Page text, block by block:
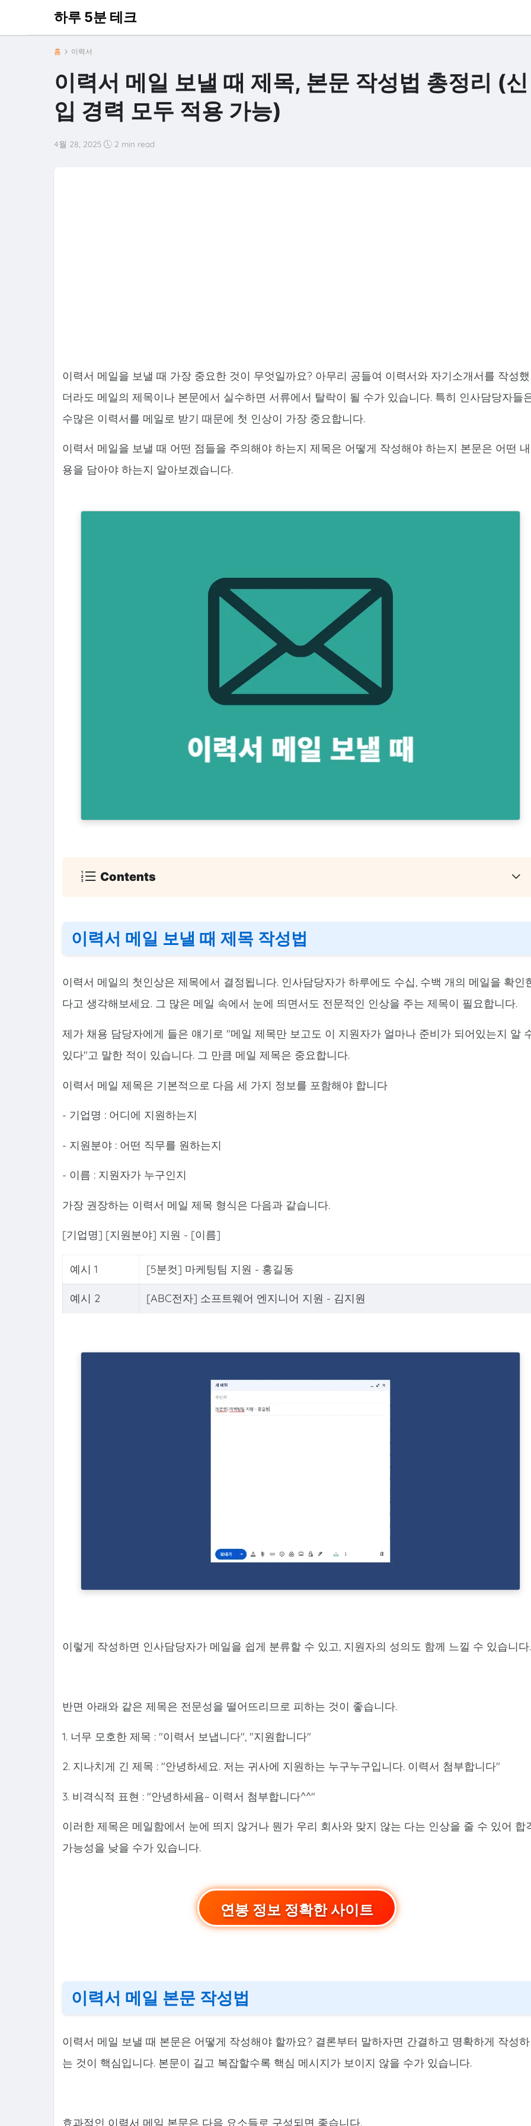
하루 5분 테크
홈 이력서
이력서 메일 보낼 때 제목, 본문 작성법 총정리 (신
입 경력 모두 적용 가능)
4월 28, 2025 2 min read
이력서 메일을 보낼 때 가장 중요한 것이 무엇일까요? 아무리 공들여 이력서와 자기소개서를 작성했
더라도 메일의 제목이나 본문에서 실수하면 서류에서 탈락이 될 수가 있습니다. 특히 인사담당자들
수많은 이력서를 메일로 받기 때문에 첫 인상이 가장 중요합니다.
이력서 메일을 보낼 때 어떤 점들을 주의해야 하는지 제목은 어떻게 작성해야 하는지 본문은 어떤 내
용을 담아야 하는지 알아보겠습니다.
Contents
이력서 메일 보낼 때 제목 작성법
이력서 메일의 첫인상은 제목에서 결정됩니다. 인사담당자가 하루에도 수십, 수백 개의 메일을 확인
다고 생각해보세요. 그 많은 메일 속에서 눈에 띄면서도 전문적인 인상을 주는 제목이 필요합니다.
제가 채용 담당자에게 들은 얘기로 "메일 제목만 보고도 이 지원자가 얼마나 준비가 되어있는지 알
있다"고 말한 적이 있습니다. 그 만큼 메일 제목은 중요합니다.
이력서 메일 제목은 기본적으로 다음 세 가지 정보를 포함해야 합니다
- 기업명 : 어디에 지원하는지
- 지원분야 : 어떤 직무를 원하는지
- 이름 : 지원자가 누구인지
가장 권장하는 이력서 메일 제목 형식은 다음과 같습니다.
[기업명] [지원분야] 지원 - [이름]
예시 1 [5분컷] 마케팅팀 지원 - 홍길동
예시 2 [ABC전자] 소프트웨어 엔지니어 지원 - 김지원
이렇게 작성하면 인사담당자가 메일을 쉽게 분류할 수 있고, 지원자의 성의도 함께 느낄 수 있습니다.
반면 아래와 같은 제목은 전문성을 떨어뜨리므로 피하는 것이 좋습니다.
1. 너무 모호한 제목 : "이력서 보냅니다", "지원합니다"
2. 지나치게 긴 제목 : "안녕하세요. 저는 귀사에 지원하는 누구누구입니다. 이력서 첨부합니다"
3. 비격식적 표현 : "안녕하세욤~ 이력서 첨부합니다^^"
이러한 제목은 메일함에서 눈에 띄지 않거나 뭔가 우리 회사와 맞지 않는 다는 인상을 줄 수 있어 합
가능성을 낮을 수가 있습니다.
연봉 정보 정확한 사이트
이력서 메일 본문 작성법
이력서 메일 보낼 때 본문은 어떻게 작성해야 할까요? 결론부터 말하자면 간결하고 명확하게 작성하
는 것이 핵심입니다. 본문이 길고 복잡할수록 핵심 메시지가 보이지 않을 수가 있습니다.
효과적인 이력서 메일 본문은 다음 요소들로 구성되면 좋습니다.